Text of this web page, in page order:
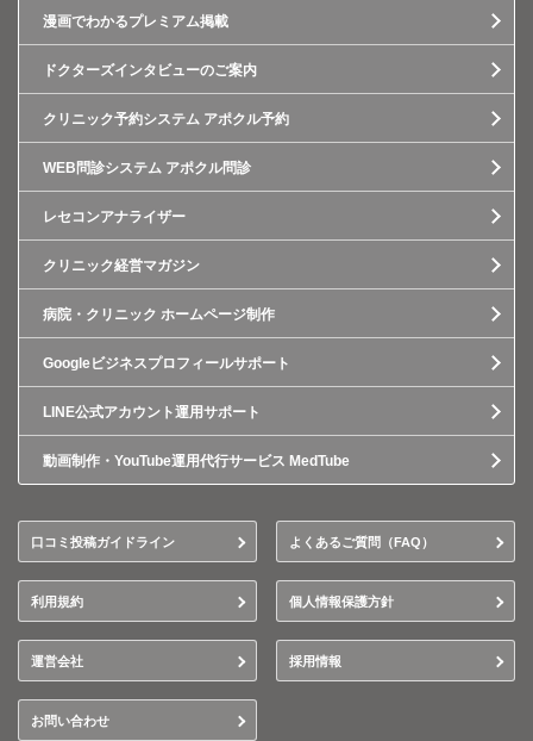
漫画でわかるプレミアム掲載
ドクターズインタビューのご案内
クリニック予約システム アポクル予約
WEB問診システム アポクル問診
レセコンアナライザー
クリニック経営マガジン
病院・クリニック ホームページ制作
Googleビジネスプロフィールサポート
LINE公式アカウント運用サポート
動画制作・YouTube運用代行サービス MedTube
口コミ投稿ガイドライン よくあるご質問（FAQ）
利用規約 個人情報保護方針
運営会社 採用情報
お問い合わせ